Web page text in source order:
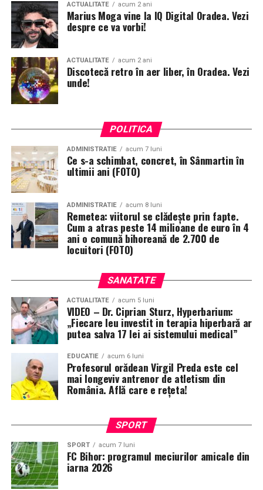
ACTUALITATE acum 2 ani
Marius Moga vine la IQ Digital Oradea. Vezi
despre ce va vorbi!
ACTUALITATE acum 2 ani
Discotecă retro în aer liber, în Oradea. Vezi
unde!
POLITICA
ADMINISTRATIE acum 7 luni
Ce s-a schimbat, concret, în Sânmartin în
ultimii ani (FOTO)
ADMINISTRATIE acum 8 luni
Remetea: viitorul se clădește prin fapte.
Cum a atras peste 14 milioane de euro în 4
ani o comună bihoreană de 2.700 de
locuitori (FOTO)
SANATATE
ACTUALITATE acum 5 luni
VIDEO – Dr. Ciprian Sturz, Hyperbarium:
„Fiecare leu investit in terapia hiperbară ar
putea salva 17 lei ai sistemului medical”
EDUCATIE acum 6 luni
Profesorul orădean Virgil Preda este cel
mai longeviv antrenor de atletism din
România. Află care e rețeta!
SPORT
SPORT acum 7 luni
FC Bihor: programul meciurilor amicale din
iarna 2026